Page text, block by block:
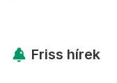
Friss hírek